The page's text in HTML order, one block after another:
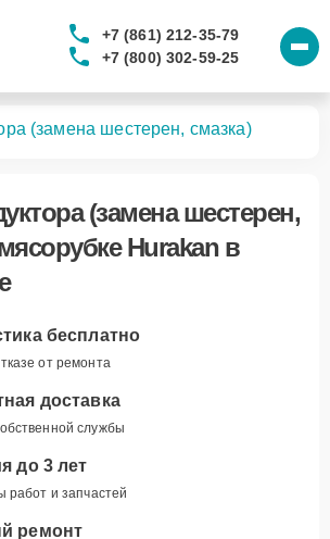
+7 (861) 212-35-79
+7 (800) 302-59-25
(замена шестерен, смазка)
(замена шестерен,
Hurakan в
бесплатно
от ремонта
доставка
службы
до 3 лет
работ и запчастей
ремонт